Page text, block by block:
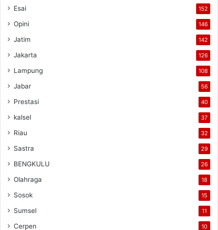
Esai 152
Opini 146
Jatim 142
Jakarta 126
Lampung 108
Jabar 56
Prestasi 40
kalsel 37
Riau 32
Sastra 29
BENGKULU 26
Olahraga 18
Sosok 15
Sumsel 11
Cerpen 10